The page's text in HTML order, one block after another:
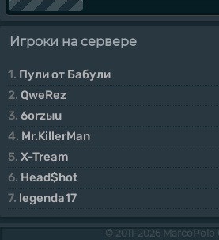
Игроки на сервере
1. Пули от Бабули
2. QweRez
3. 6orzыu
4. Mr.KillerMan
5. X-Tream
6. Head$hot
7. legenda17
© 2011-2026 MarcoPolo